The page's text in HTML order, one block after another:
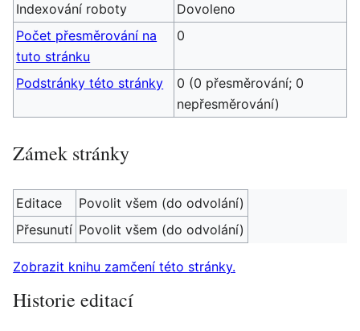
Indexování roboty
Dovoleno
Počet přesměrování na
tuto stránku
0
Podstránky této stránky
0 (0 přesměrování; 0
nepřesměrování)
Zámek stránky
Editace
Povolit všem (do odvolání)
Přesunutí Povolit všem (do odvolání)
Zobrazit knihu zamčení této stránky.
Historie editací